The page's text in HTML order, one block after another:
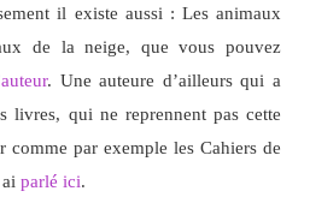
il existe aussi : Les animaux
de la neige, que vous pouvez
. Une auteure d’ailleurs qui a
livres, qui ne reprennent pas cette
comme par exemple les Cahiers de
parlé ici.